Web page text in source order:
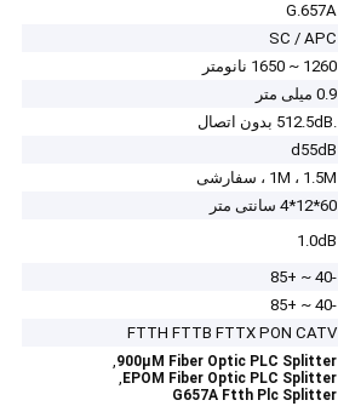
G.657A
SC / APC
1260 ~ 1650 نانومتر
0.9 میلی متر
.512.5dB بدون اتصال
d55dB
1M ، 1.5M ، سفارشی
60*12*4 سانتی متر
1.0dB
-40 ~ +85
-40 ~ +85
FTTH FTTB FTTX PON CATV
900μM Fiber Optic PLC Splitter
,
EPOM Fiber Optic PLC Splitter
,
G657A Ftth Plc Splitter